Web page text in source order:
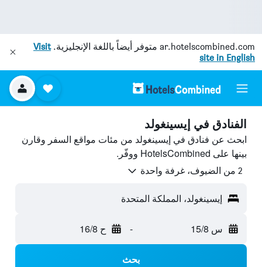
ar.hotelscombined.com متوفر أيضاً باللغة الإنجليزية.Visit
site in English
الفنادق في إيسينغولد
ابحث عن فنادق في إيسينغولد من مئات مواقع السفر وقارن
بينها على HotelsCombined ووفّر.
2 من الضيوف، غرفة واحدة
إيسينغولد، المملكة المتحدة
س 15/8 - ح 16/8
بحث